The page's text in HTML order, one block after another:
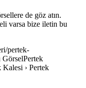
de göz atın.
varsa bize iletin bu
pertek-
› Pertek